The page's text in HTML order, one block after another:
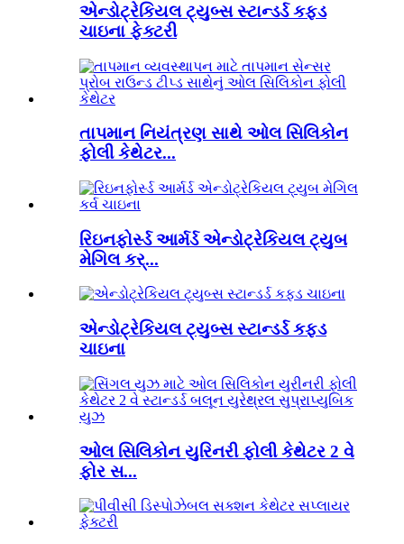
એન્ડોટ્રેકિયલ ટ્યુબ્સ સ્ટાન્ડર્ડ કફ્ડ
ચાઇના ફેક્ટરી
તાપમાન નિયંત્રણ સાથે ઓલ સિલિકોન
ફોલી કેથેટર...
રિઇનફોર્સ્ડ આર્મર્ડ એન્ડોટ્રેકિયલ ટ્યુબ
મેગિલ કર્...
એન્ડોટ્રેકિયલ ટ્યુબ્સ સ્ટાન્ડર્ડ કફ્ડ
ચાઇના
ઓલ સિલિકોન યુરિનરી ફોલી કેથેટર 2 વે
ફોર સ...